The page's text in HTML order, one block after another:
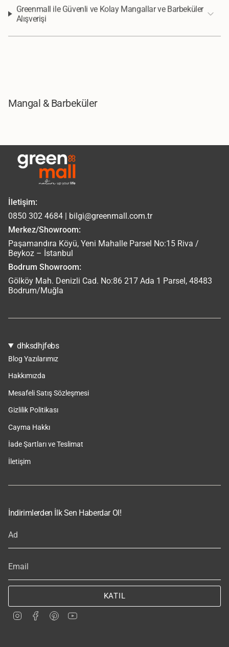
Greenmall ile Güvenli ve Kolay Mangallar ve Barbeküler
Alışverişi
Mangal & Barbeküler
İletişim:
0850 302 4684 | bilgi@greenmall.com.tr
Merkez/Showroom:
Paşamandıra Köyü, Yeni Mahalle Parsel No:15 Riva /
Beykoz – İstanbul
Bodrum Showroom:
Gölköy Mah. Denizli Cad. No:86 217 Ada 1 Parsel, 48483
Bodrum/Muğla
dhksdhjfebs
Blog Yazılarımız
Hakkımızda
Mesafeli Satış Sözleşmesi
Gizlilik Politikası
Cayma Hakkı
İade Şartları ve Teslimat
İletişim
İndirimlerden İlk Sen Haberdar Ol!
KATIL